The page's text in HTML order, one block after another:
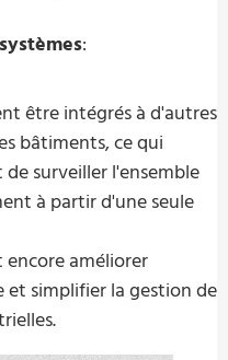
:
être intégrés à d'autres
bâtiments, ce qui
surveiller l'ensemble
à partir d'une seule
améliorer
simplifier la gestion de